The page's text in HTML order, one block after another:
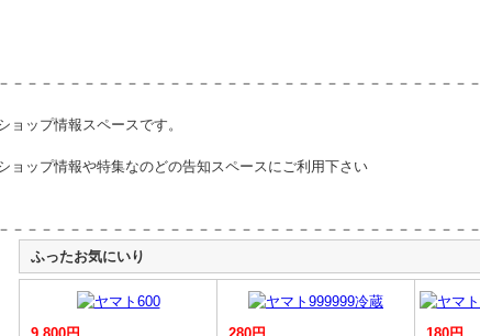
－－－－－－－－－－－－－－－－－－－－－－－－－－－－－－－－－－
ョップ情報スペースです。
ョップ情報や特集なのどの告知スペースにご利用下さい
－－－－－－－－－－－－－－－－－－－－－－－－－－－－－－－－－－
ふったお気にいり